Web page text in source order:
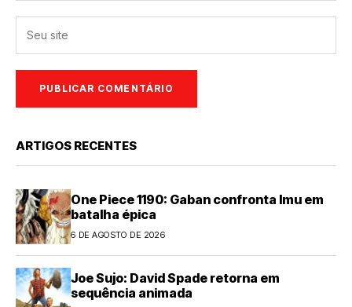
ARTIGOS RECENTES
One Piece 1190: Gaban confronta Imu em
batalha épica
6 DE AGOSTO DE 2026
Joe Sujo: David Spade retorna em
sequência animada